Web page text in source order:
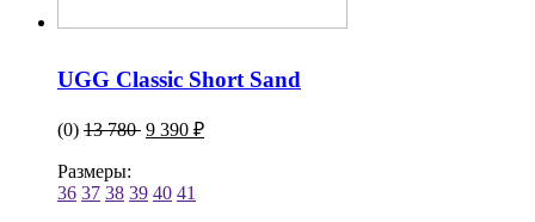
UGG Classic Short Sand
(0) 13 780 9 390 ₽
Размеры:
36 37 38 39 40 41